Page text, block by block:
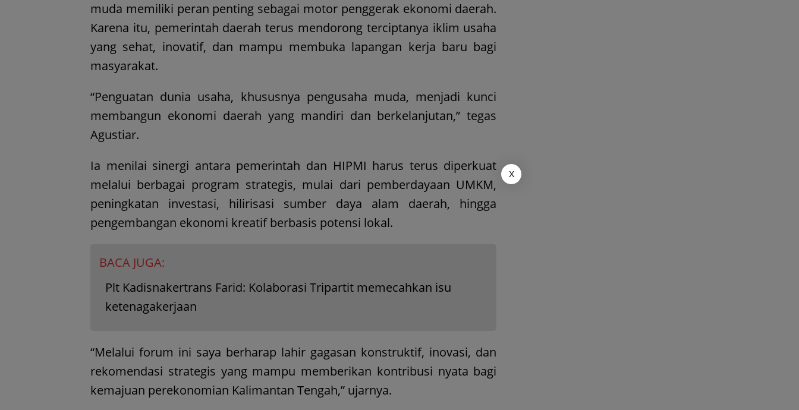
muda memiliki peran penting sebagai motor penggerak ekonomi daerah.
Karena itu, pemerintah daerah terus mendorong terciptanya iklim usaha
yang sehat, inovatif, dan mampu membuka lapangan kerja baru bagi
masyarakat.
“Penguatan dunia usaha, khususnya pengusaha muda, menjadi kunci
membangun ekonomi daerah yang mandiri dan berkelanjutan,” tegas
Agustiar.
Ia menilai sinergi antara pemerintah dan HIPMI harus terus diperkuat
melalui berbagai program strategis, mulai dari pemberdayaan UMKM,
peningkatan investasi, hilirisasi sumber daya alam daerah, hingga
pengembangan ekonomi kreatif berbasis potensi lokal.
BACA JUGA:
Plt Kadisnakertrans Farid: Kolaborasi Tripartit memecahkan isu
ketenagakerjaan
“Melalui forum ini saya berharap lahir gagasan konstruktif, inovasi, dan
rekomendasi strategis yang mampu memberikan kontribusi nyata bagi
kemajuan perekonomian Kalimantan Tengah,” ujarnya.
X